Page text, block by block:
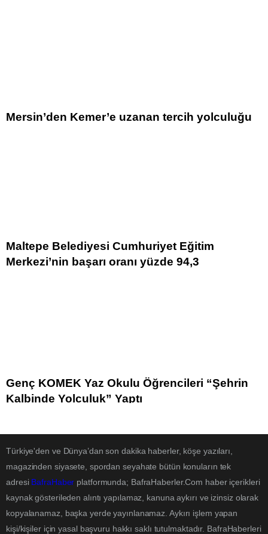
Mersin’den Kemer’e uzanan tercih yolculuğu
Maltepe Belediyesi Cumhuriyet Eğitim
Merkezi’nin başarı oranı yüzde 94,3
Genç KOMEK Yaz Okulu Öğrencileri “Şehrin
Kalbinde Yolculuk” Yaptı
Türkiye'den ve Dünya’dan son dakika haberler, köşe yazıları,
magazinden siyasete, spordan seyahate bütün konuların tek
adresi BafraHaber platformunda; BafraHaberler.Com haber içerikleri
kaynak gösterileden alıntı yapılamaz, kanuna aykırı ve izinsiz olarak
kopyalanamaz, başka yerde yayınlanamaz. Aykırı işlem yapan
kişi/kişiler için yasal başvuru hakkı saklı tutulmaktadır. BafraHaberleri